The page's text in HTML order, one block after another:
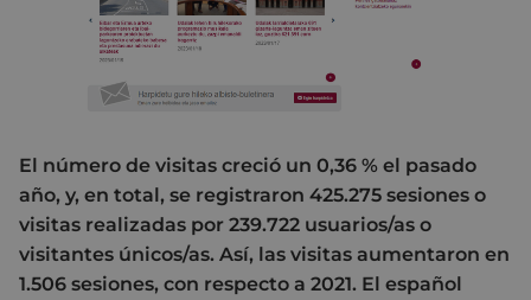
El número de visitas creció un 0,36 % el pasado
año, y, en total, se registraron 425.275 sesiones o
visitas realizadas por 239.722 usuarios/as o
visitantes únicos/as. Así, las visitas aumentaron en
1.506 sesiones, con respecto a 2021. El español